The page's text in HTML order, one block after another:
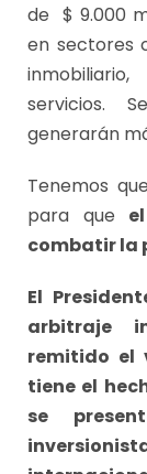
de $ 9.000
en sectores
servicios.
generarán
Tenemos
para que
combatir la
El
arbitraje
remitido el
tiene el
se